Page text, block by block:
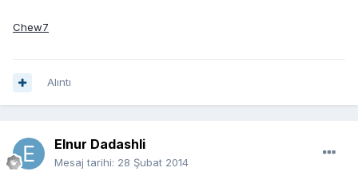
Chew7
Alıntı
Elnur Dadashli
Mesaj tarihi: 28 Şubat 2014